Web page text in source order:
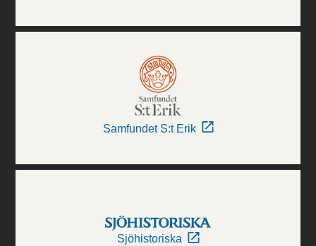
Samfundet S:t Erik
Sjöhistoriska